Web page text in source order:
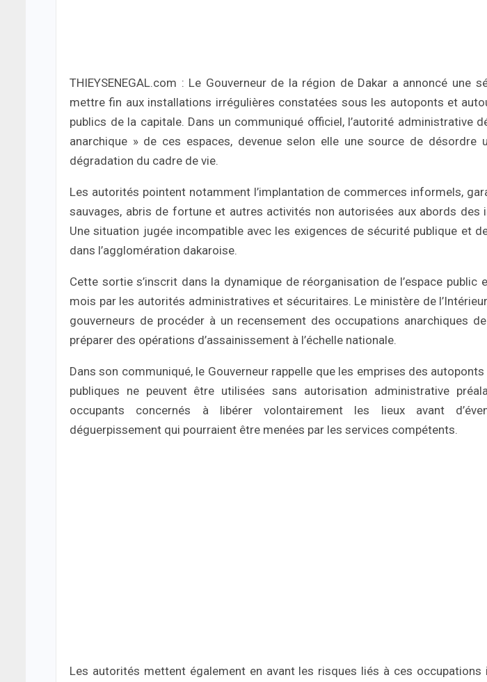
THIEYSENEGAL.com : Le Gouverneur de la région de Dakar a annoncé une
mettre fin aux installations irrégulières constatées sous les autoponts et
publics de la capitale. Dans un communiqué officiel, l’autorité administrative
anarchique » de ces espaces, devenue selon elle une source de désordre
dégradation du cadre de vie.
Les autorités pointent notamment l’implantation de commerces informels,
sauvages, abris de fortune et autres activités non autorisées aux abords des
Une situation jugée incompatible avec les exigences de sécurité publique et
dans l’agglomération dakaroise.
Cette sortie s’inscrit dans la dynamique de réorganisation de l’espace public
mois par les autorités administratives et sécuritaires. Le ministère de
gouverneurs de procéder à un recensement des occupations anarchiques
préparer des opérations d’assainissement à l’échelle nationale.
Dans son communiqué, le Gouverneur rappelle que les emprises des
publiques ne peuvent être utilisées sans autorisation administrative
occupants concernés à libérer volontairement les lieux avant
déguerpissement qui pourraient être menées par les services compétents.
Les autorités mettent également en avant les risques liés à ces occupations